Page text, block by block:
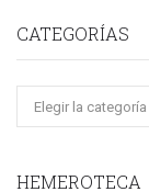
CATEGORÍAS
HEMEROTECA